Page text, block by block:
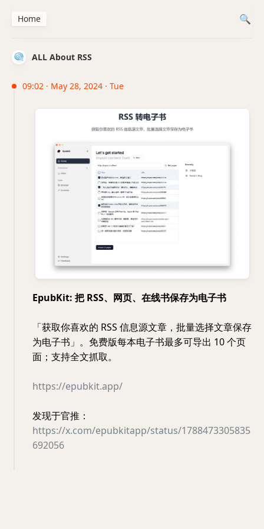
ALL About RSS
09:02 · May 28, 2024 · Tue
EpubKit: 把 RSS、网页、在线书保存为电子书
「获取你喜欢的 RSS 信息源文章，批量选择文章保存
为电子书」。免费版每本电子书最多可导出 10 个页
面；支持全文抓取。
https://epubkit.app/
发现于官推：
https://x.com/epubkitapp/status/1788473305835
692056
Home